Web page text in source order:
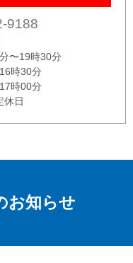
9188
〜19時30分
時30分
時00分
休日
お知らせ